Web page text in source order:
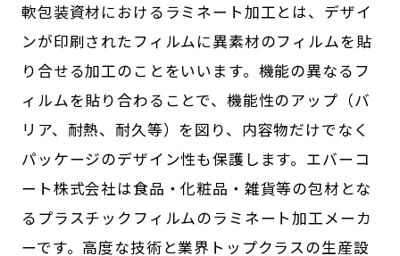
軟包装資材におけるラミネート加工とは、デザイ
ンが印刷されたフィルムに異素材のフィルムを貼
り合せる加工のことをいいます。機能の異なるフ
ィルムを貼り合わることで、機能性のアップ（バ
リア、耐熱、耐久等）を図り、内容物だけでなく
パッケージのデザイン性も保護します。エバーコ
ート株式会社は食品・化粧品・雑貨等の包材とな
るプラスチックフィルムのラミネート加工メーカ
ーです。高度な技術と業界トップクラスの生産設